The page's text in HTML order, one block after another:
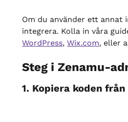
Om du använder ett annat
integrera. Kolla in våra
WordPress, Wix.com, eller
Steg i Zenamu-
1. Kopiera koden